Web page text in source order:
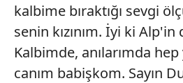
kalbime bıraktığı sevgi
senin kızınım. İyi ki Alp'in
Kalbimde, anılarımda hep
canım babişkom. Sayın